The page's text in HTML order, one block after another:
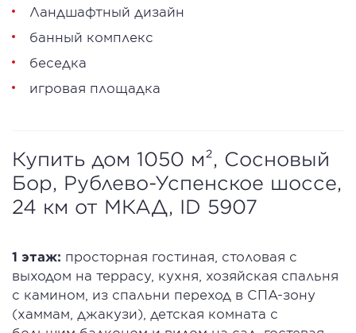
Ландшафтный дизайн
банный комплекс
беседка
игровая площадка
Купить дом 1050 м², Сосновый
Бор, Рублево-Успенское шоссе,
24 км от МКАД, ID 5907
1 этаж: просторная гостиная, столовая с
выходом на террасу, кухня, хозяйская спальня
с камином, из спальни переход в СПА-зону
(хаммам, джакузи), детская комната с